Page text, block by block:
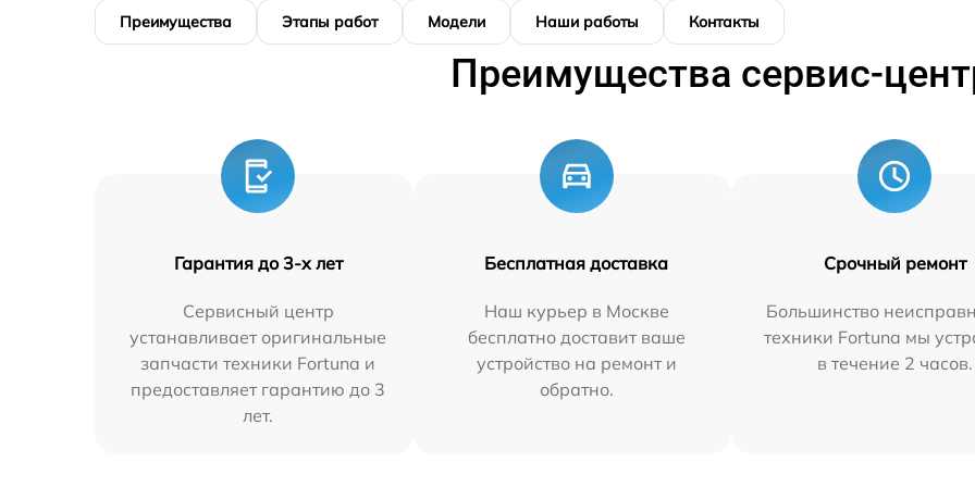
Преимущества Этапы работ Модели Наши работы Контакты
Преимущества сервис-
Гарантия до 3-х лет
Сервисный центр
устанавливает оригинальные
запчасти техники Fortuna и
предоставляет гарантию до 3
лет.
Бесплатная доставка
Наш курьер в Москве
бесплатно доставит ваше
устройство на ремонт и
обратно.
Срочный ремонт
Большинство
техники Fortuna мы
в течение 2 часов.